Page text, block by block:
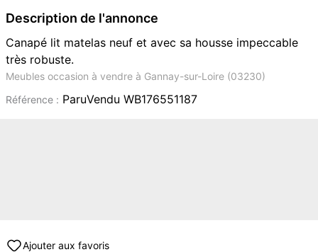
Description de l'annonce
Canapé lit matelas neuf et avec sa housse impeccable
très robuste.
Meubles occasion à vendre à Gannay-sur-Loire (03230)
Référence : ParuVendu WB176551187
Ajouter aux favoris